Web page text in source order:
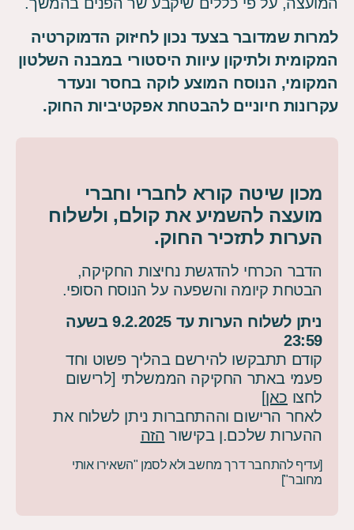
למרות שמדובר בצעד נכון לחיזוק הדמוקרטיה
המקומית ולתיקון עיוות היסטורי במבנה השלטון
המקומי, הנוסח המוצע לוקה בחסר ונעדר
עקרונות חיוניים להבטחת אפקטיביות החוק.
מכון שיטה קורא לחברי וחברי
מועצה להשמיע את קולם, ולשלוח
הערות לתזכיר החוק.
הדבר הכרחי להדגשת נחיצות החקיקה,
הבטחת קיומה והשפעה על הנוסח הסופי.
ניתן לשלוח הערות עד 9.2.2025 בשעה
23:59
קודם תתבקשו להירשם בהליך פשוט וחד
פעמי באתר החקיקה הממשלתי [לרישום
לחצו כאן]
לאחר הרישום וההתחברות ניתן לשלוח את
ההערות שלכם.ן בקישור הזה
[עדיף להתחבר דרך מחשב ולא לסמן "השאירו אותי
מחובר"]